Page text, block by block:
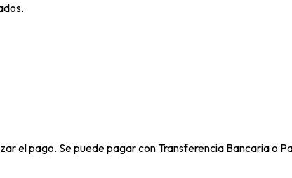
el pago. Se puede pagar con Transferencia Bancaria o